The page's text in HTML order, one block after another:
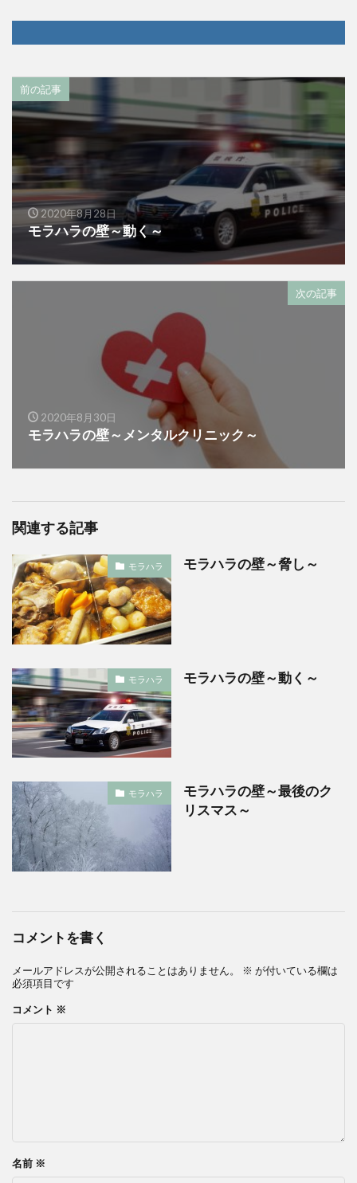
前の記事
2020年8月28日
モラハラの壁～動く～
次の記事
2020年8月30日
モラハラの壁～メンタルクリニック～
関連する記事
モラハラ モラハラの壁～脅し～
モラハラ モラハラの壁～動く～
モラハラ
モラハラの壁～最後のク
リスマス～
コメントを書く
メールアドレスが公開されることはありません。 ※ が付いている欄は
必須項目です
コメント ※
名前 ※